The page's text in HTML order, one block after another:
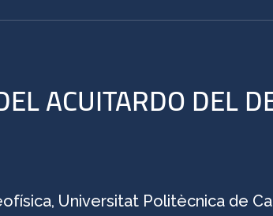
ACUITARDO DEL
Universitat Politècnica de